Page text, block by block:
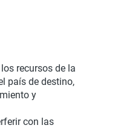
recursos de la
país de destino,
y
con las